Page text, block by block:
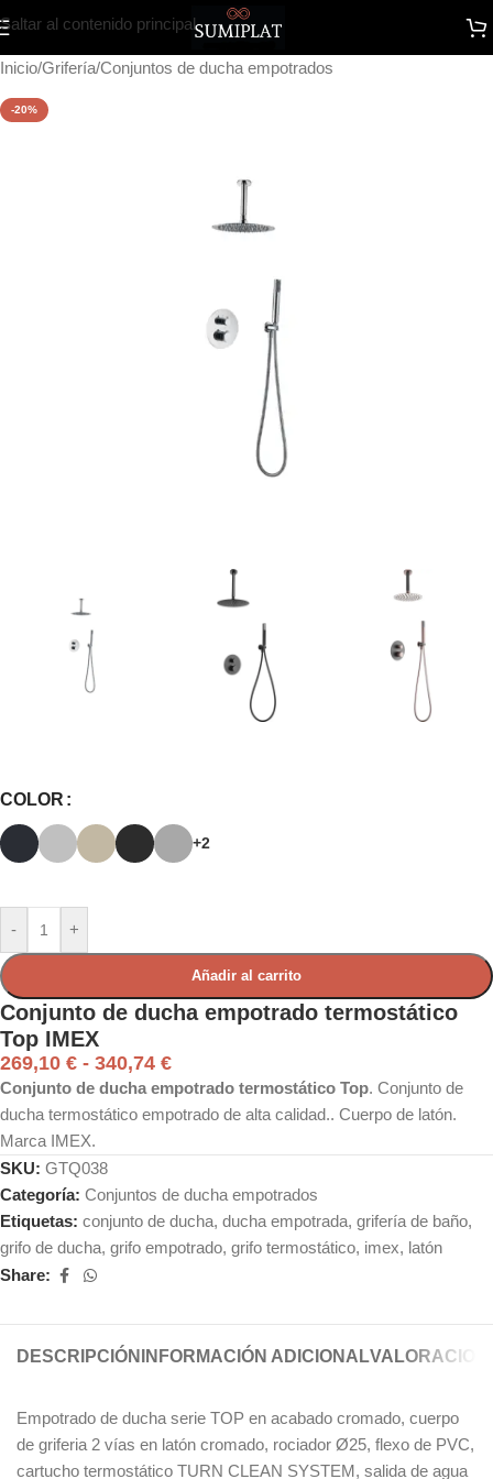
Saltar al contenido principal
Inicio/Grifería/Conjuntos de ducha empotrados
-20%
COLOR
+2
- +
Añadir al carrito
Conjunto de ducha empotrado termostático
Top IMEX
269,10 € - 340,74 €
Conjunto de ducha empotrado termostático Top. Conjunto de
ducha termostático empotrado de alta calidad.. Cuerpo de latón.
Marca IMEX.
SKU: GTQ038
Categoría: Conjuntos de ducha empotrados
Etiquetas: conjunto de ducha, ducha empotrada, grifería de baño,
grifo de ducha, grifo empotrado, grifo termostático, imex, latón
Share:
DESCRIPCIÓN INFORMACIÓN ADICIONAL
Empotrado de ducha serie TOP en acabado cromado, cuerpo
de griferia 2 vías en latón cromado, rociador Ø25, flexo de PVC,
cartucho termostático TURN CLEAN SYSTEM, salida de agua